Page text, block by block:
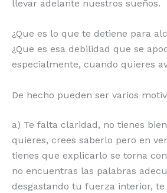
llevar adelante nuestros sueños.
¿Que es lo que te detiene para
¿Que es esa debilidad que se
especialmente, cuando quieres
De hecho pueden ser varios
a) Te falta claridad, no tienes
quieres, crees saberlo pero en
tienes que explicarlo se torna
no encuentras las palabras
desgastando tu fuerza interior, te